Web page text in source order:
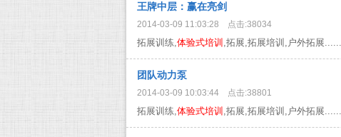
王牌中层：赢在亮剑
2014-03-09 11:03:28 点击:38034
拓展训练,体验式培训 ,拓展,拓展培训,户外拓展......
团队动力泵
2014-03-09 10:03:44 点击:38801
拓展训练,体验式培训 ,拓展,拓展培训,户外拓展......